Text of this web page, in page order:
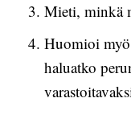
Mieti, minkä
Huomioi
haluatko